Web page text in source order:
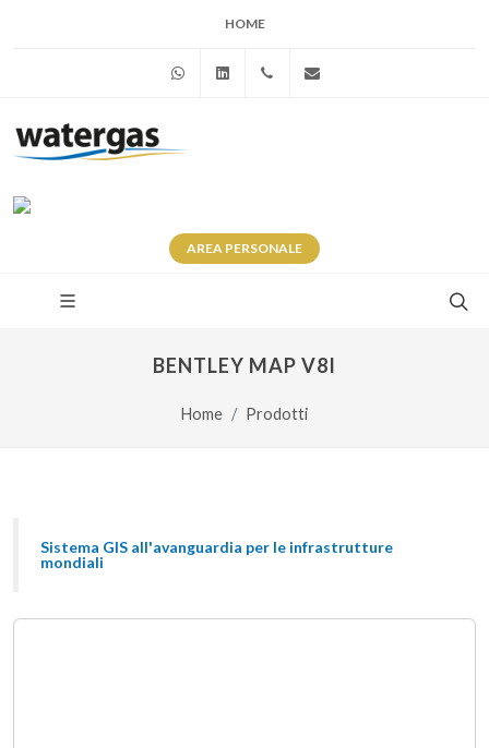
HOME
WhatsAppLinkedin+39 345 281 0246
AREA PERSONALE
BENTLEY MAP V8I
Home Prodotti
Sistema GIS all'avanguardia per le infrastrutture
mondiali